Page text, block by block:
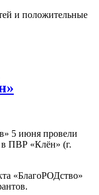
и положительные
5 июня провели
в ПВР «Клён» (г.
«БлагоРОДство»